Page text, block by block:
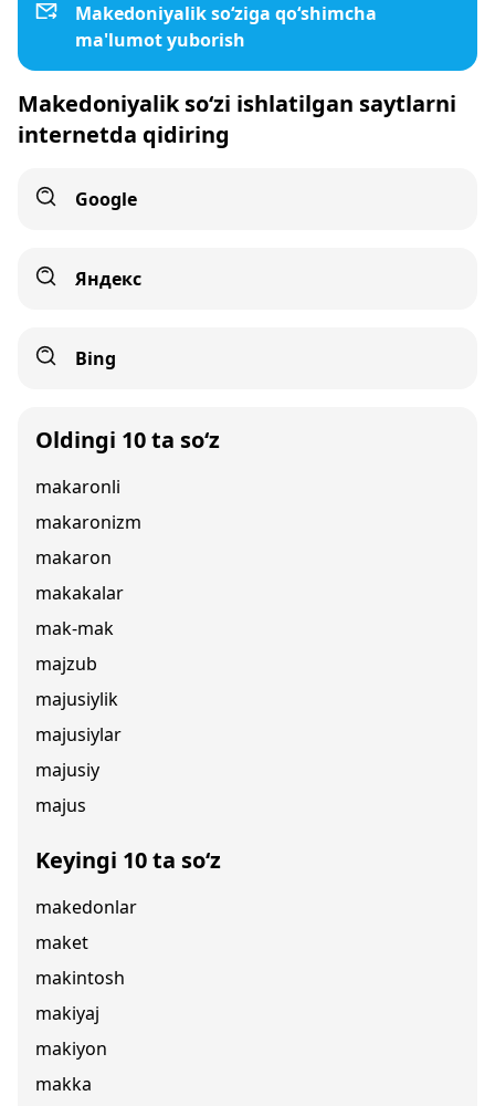
Makedoniyalik so‘ziga qo‘shimcha
ma'lumot yuborish
Makedoniyalik so‘zi ishlatilgan saytlarni
internetda qidiring
Google
Яндекс
Bing
Oldingi 10 ta so‘z
makaronli
makaronizm
makaron
makakalar
mak-mak
majzub
majusiylik
majusiylar
majusiy
majus
Keyingi 10 ta so‘z
makedonlar
maket
makintosh
makiyaj
makiyon
makka